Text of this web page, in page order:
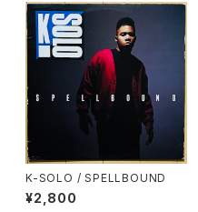
K-SOLO / SPELLBOUND
¥2,800